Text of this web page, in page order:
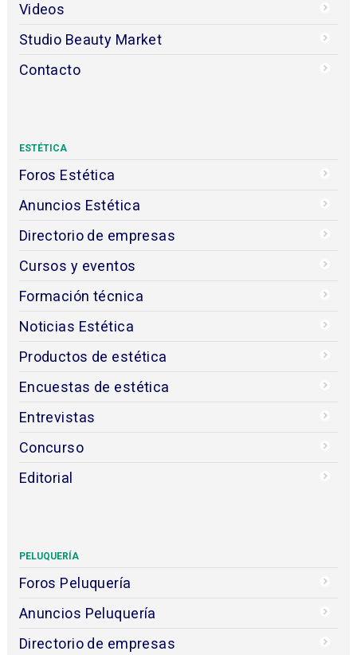
Videos
Studio Beauty Market
Contacto
ESTÉTICA
Foros Estética
Anuncios Estética
Directorio de empresas
Cursos y eventos
Formación técnica
Noticias Estética
Productos de estética
Encuestas de estética
Entrevistas
Concurso
Editorial
PELUQUERÍA
Foros Peluquería
Anuncios Peluquería
Directorio de empresas